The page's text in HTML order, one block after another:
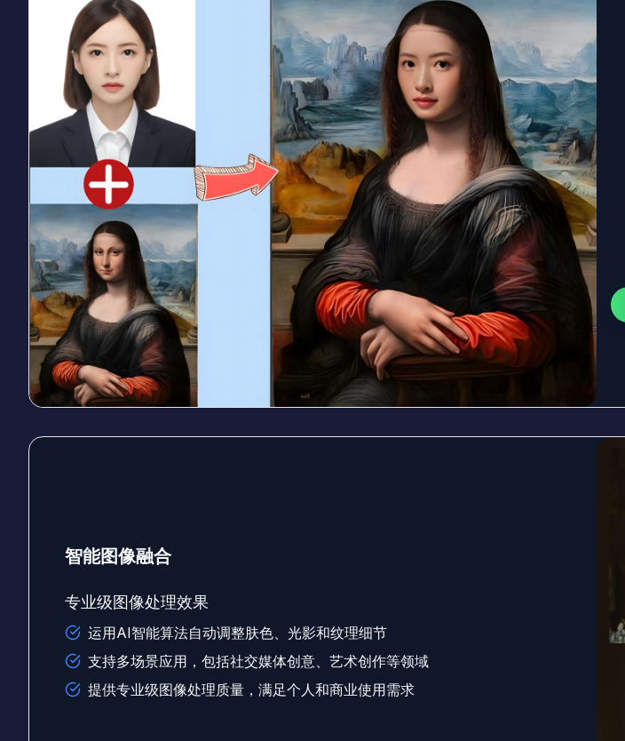
智能图像融合
专业级图像处理效果
运用AI智能算法自动调整肤色、光影和纹理细节
支持多场景应用，包括社交媒体创意、艺术创作等领域
提供专业级图像处理质量，满足个人和商业使用需求